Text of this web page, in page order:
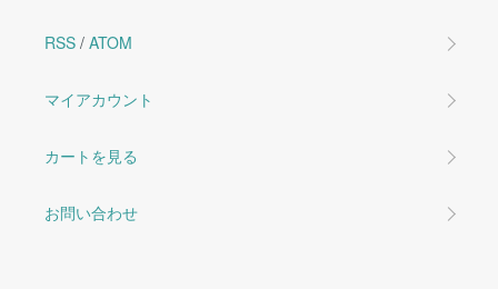
RSS / ATOM
マイアカウント
カートを見る
お問い合わせ